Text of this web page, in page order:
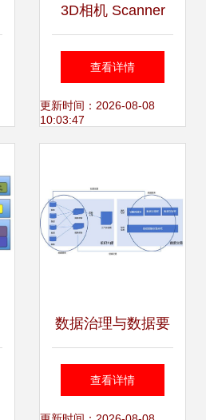
3D相机 Scanner
H-XL 数据处理流
程与技术解析
查看详情
更新时间：2026-08-08
10:03:47
数据治理与数据要
素市场 驱动数据处
查看详情